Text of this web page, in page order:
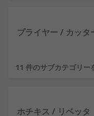
当社は1936年に設立
際に必要な非常に高
品質と優れたカスタ
プライヤー / カッタ
11 件のサブカテゴリー
ホチキス / リベッタ